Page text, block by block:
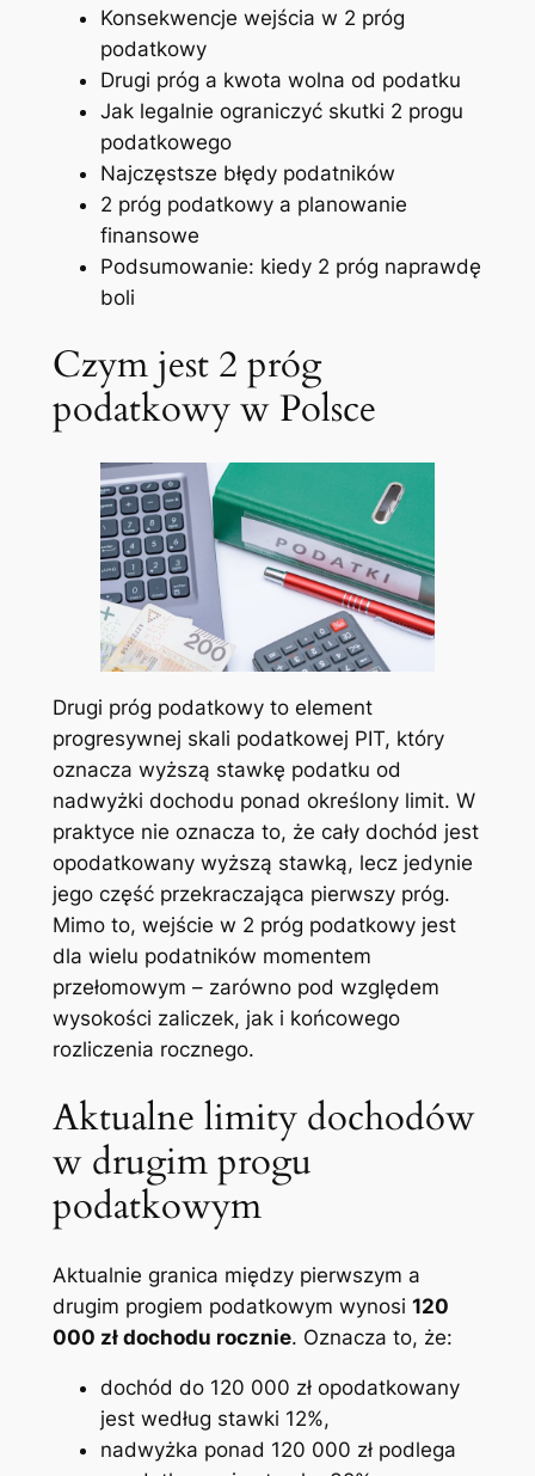
Konsekwencje wejścia w 2 próg
podatkowy
Drugi próg a kwota wolna od podatku
Jak legalnie ograniczyć skutki 2 progu
podatkowego
Najczęstsze błędy podatników
2 próg podatkowy a planowanie
finansowe
Podsumowanie: kiedy 2 próg naprawdę
boli
Czym jest 2 próg
podatkowy w Polsce
Drugi próg podatkowy to element
progresywnej skali podatkowej PIT, który
oznacza wyższą stawkę podatku od
nadwyżki dochodu ponad określony limit. W
praktyce nie oznacza to, że cały dochód jest
opodatkowany wyższą stawką, lecz jedynie
jego część przekraczająca pierwszy próg.
Mimo to, wejście w 2 próg podatkowy jest
dla wielu podatników momentem
przełomowym – zarówno pod względem
wysokości zaliczek, jak i końcowego
rozliczenia rocznego.
Aktualne limity dochodów
w drugim progu
podatkowym
Aktualnie granica między pierwszym a
drugim progiem podatkowym wynosi 120
000 zł dochodu rocznie. Oznacza to, że:
dochód do 120 000 zł opodatkowany
jest według stawki 12%,
nadwyżka ponad 120 000 zł podlega